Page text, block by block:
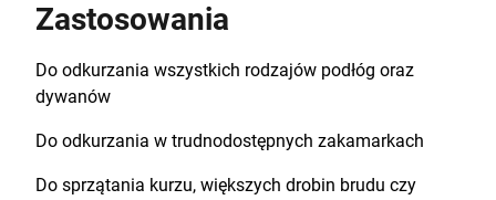
Zastosowania
Do odkurzania wszystkich rodzajów podłóg oraz
dywanów
Do odkurzania w trudnodostępnych zakamarkach
Do sprzątania kurzu, większych drobin brudu czy